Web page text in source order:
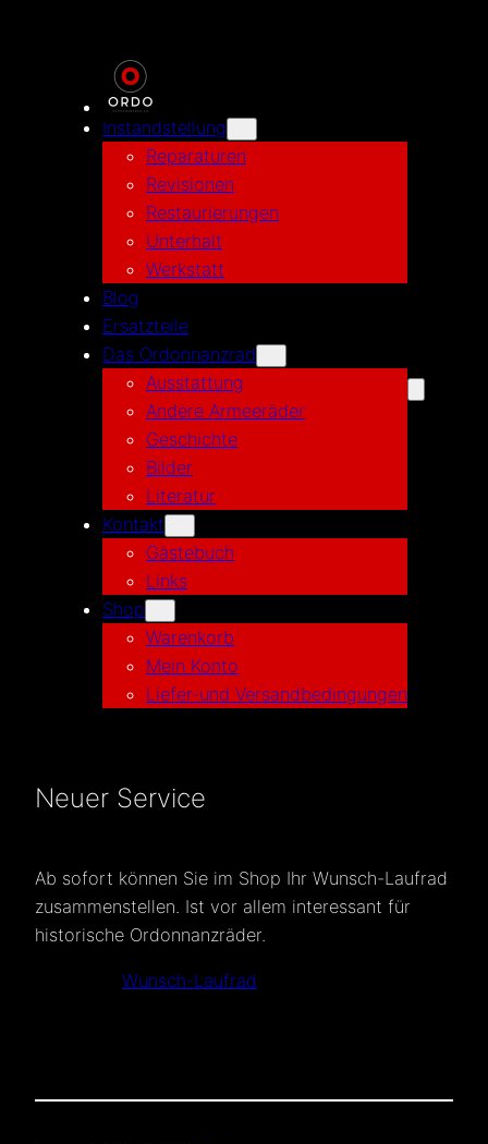
Instandstellung
Reparaturen
Revisionen
Restaurierungen
Unterhalt
Werkstatt
Blog
Ersatzteile
Das Ordonnanzrad
Ausstattung
Andere Armeeräder
Geschichte
Bilder
Literatur
Kontakt
Gästebuch
Links
Shop
Warenkorb
Mein Konto
Liefer-und Versandbedingungen
Neuer Service
Ab sofort können Sie im Shop Ihr Wunsch-Laufrad
zusammenstellen. Ist vor allem interessant für
historische Ordonnanzräder.
Wunsch-Laufrad